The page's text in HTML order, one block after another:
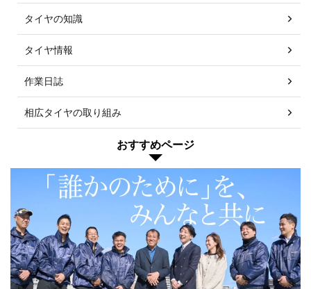
タイヤの知識
タイヤ情報
作業日誌
相広タイヤの取り組み
おすすめページ